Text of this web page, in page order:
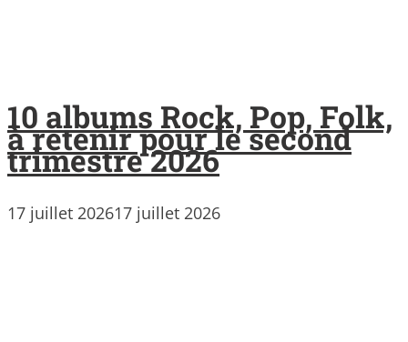
10 albums Rock, Pop, Folk,
à retenir pour le second
trimestre 2026
17 juillet 202617 juillet 2026